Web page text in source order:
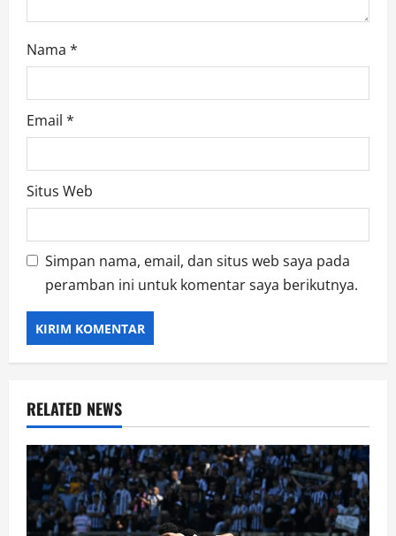
Nama *
Email *
Situs Web
Simpan nama, email, dan situs web saya pada
peramban ini untuk komentar saya berikutnya.
RELATED NEWS